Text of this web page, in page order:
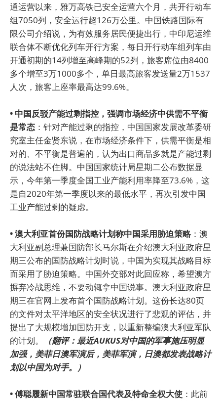
通运营以来，雅万高铁已安全运营六个月，共开行动车
组7050列，安全运行超126万公里。中国铁路国际有
限公司介绍说，为有效服务居民便捷出行，中印尼运维
联合体不断优化列车开行方案，每日开行动车组列车由
开通初期的14列增至高峰期的52列，旅客席位由8400
多个增至3万1000多个，单日最高旅客发送量2万1537
人次，旅客上座率最高达99.6%。
• 中国反驳产能过剩指控，强调市场经济中供需不平衡
是常态 ：针对产能过剩的指控，中国国家发展改革委研
究室主任金贤东说，在市场经济条件下，供需平衡是相
对的、不平衡是普遍的，认为出口商品多就是产能过剩
的说法站不住脚。中国国家统计局星期二公布数据显
示，今年第一季度全国工业产能利用率降至73.6%，这
是自2020年第一季度以来的最低水平，再次引发中国
工业产能过剩的疑虑。
• 澳大利亚首份国防战略计划称中国采用胁迫策略 ：澳
大利亚副总理兼国防部长马尔斯在介绍澳大利亚政府星
期三公布的国防战略计划时说，中国为实现其战略目标
而采用了胁迫策略。中国外交部对此回应称，希望澳方
摒弃冷战思维，不要动辄拿中国说事。澳大利亚政府星
期三在官网上发布首个国防战略计划。这份长达80页
的文件对太平洋地区的安全状况进行了悲观的评估，并
提出了大规模增加国防开支，以重新整编澳大利亚军队
的计划。
（翻评：最近AUKUS对中国的军事施压明显
加强，美菲日澳军演后，美菲军演，日澳都发表战略计
划以中国为对手。）
• 傅聪履新中国常驻联合国代表及特命全权大使 ：此前